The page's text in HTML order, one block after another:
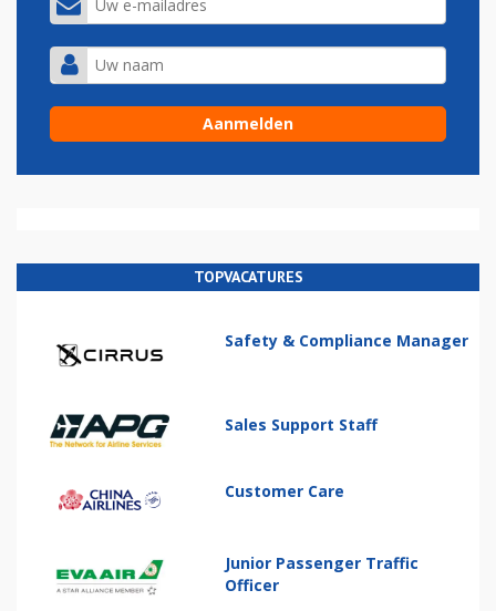
TOPVACATURES
Safety & Compliance Manager
Sales Support Staff
Customer Care
Junior Passenger Traffic
Officer